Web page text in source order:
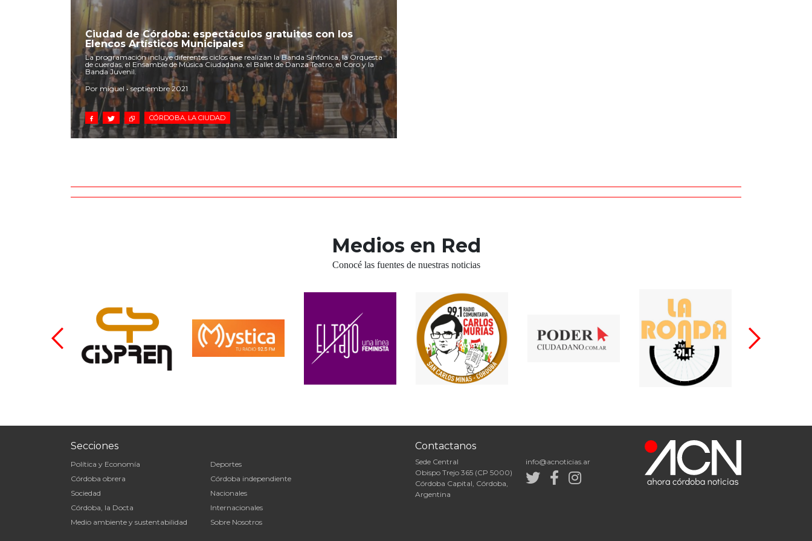
Ciudad de Córdoba: espectáculos gratuitos con los
Elencos Artísticos Municipales
La programación incluye diferentes ciclos que realizan la Banda Sinfónica, la Orquesta
de cuerdas, el Ensamble de Música Ciudadana, el Ballet de Danza Teatro, el Coro y la
Banda Juvenil.
Por miguel • septiembre 2021
CÓRDOBA, LA CIUDAD
Medios en Red
Conocé las fuentes de nuestras noticias
Secciones
Política y Economía
Córdoba obrera
Sociedad
Córdoba, la Docta
Medio ambiente y sustentabilidad
Deportes
Córdoba independiente
Nacionales
Internacionales
Sobre Nosotros
Contactanos
Sede Central
Obispo Trejo 365 (CP 5000)
Córdoba Capital, Córdoba,
Argentina
info@acnoticias.ar